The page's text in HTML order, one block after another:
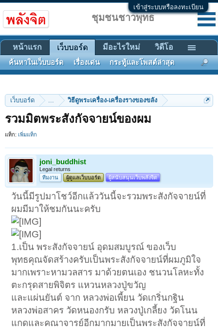
เข้าสู่ระบบหรือลงทะเบียน
เว็บบอร์ด ... วิธีดูพระเครื่อง-เครื่องรางของขลัง
รวมมิตพระสังกัจจายน์ของผม
แท็ก: เพิ่มแท็ก
joni_buddhist
Legal returns
ทีมงาน
ผู้ดูแลเว็บบอร์ด ผู้สนับสนุนเว็บพลังจิต
วันนี้มีรูปมาโชว์อีกแล้ววันนี้จะรวมพระสังกัจจายน์ที่
ผมมีมาให้ชมกันนะครับ
1.เป็น พระสังกัจจายน์ อุดมสมบูรณ์ ของเว็บ
พุทธคุณจัดสร้างครับเป็นพระสังกัจจายน์ที่ผมภูมิใจ
มากเพราะหามวลสาร มาด้วยตนเอง ชนวนโลหะทั้ง
ตะกรุดสายพิจิตร แหวนหลวงปู่ขวัญ
และแผ่นยันต์ จาก หลวงพ่อเพี้ยน วัดเกริ่นกฐิน
หลวงพ่อสาคร วัดหนองกรับ หลวงปู่เกลี้ยง วัดโนน
แกดและคณาจารย์อีกมากมายเป็นพระสังกัจจายน์ที่
ชุมชนชาวพุทธ
หน้าแรก เว็บบอร์ด
ค้นหาในเว็บบอร์ด เรื่องเด่น กระทู้และโพสต์ล่าสุด
มีอะไรใหม่ วิดีโอ